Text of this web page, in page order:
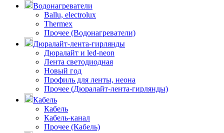
Водонагреватели
Ballu, electrolux
Thermex
Прочее (Водонагреватели)
Дюралайт-лента-гирлянды
Дюралайт и led-neon
Лента светодиодная
Новый год
Профиль для ленты, неона
Прочее (Дюралайт-лента-гирлянды)
Кабель
Кабель
Кабель-канал
Прочее (Кабель)